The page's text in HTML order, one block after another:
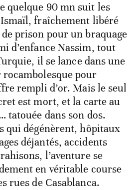
quelque 90 mn suit les
fraîchement libéré
prison pour un braquage
d’enfance Nassim, tout
il se lance dans une
rocambolesque pour
rempli d’or. Mais le seul
est mort, et la carte au
tatouée dans son dos.
qui dégénèrent, hôpitaux
déjantés, accidents
l’aventure se
en véritable course
rues de Casablanca.